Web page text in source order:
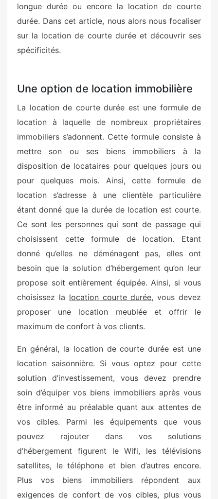
longue durée ou encore la location de courte
durée. Dans cet article, nous alors nous focaliser
sur la location de courte durée et découvrir ses
spécificités.
Une option de location immobilière
La location de courte durée est une formule de
location à laquelle de nombreux propriétaires
immobiliers s’adonnent. Cette formule consiste à
mettre son ou ses biens immobiliers à la
disposition de locataires pour quelques jours ou
pour quelques mois. Ainsi, cette formule de
location s’adresse à une clientèle particulière
étant donné que la durée de location est courte.
Ce sont les personnes qui sont de passage qui
choisissent cette formule de location. Etant
donné qu’elles ne déménagent pas, elles ont
besoin que la solution d’hébergement qu’on leur
propose soit entièrement équipée. Ainsi, si vous
choisissez la location courte durée, vous devez
proposer une location meublée et offrir le
maximum de confort à vos clients.
En général, la location de courte durée est une
location saisonnière. Si vous optez pour cette
solution d’investissement, vous devez prendre
soin d’équiper vos biens immobiliers après vous
être informé au préalable quant aux attentes de
vos cibles. Parmi les équipements que vous
pouvez rajouter dans vos solutions
d’hébergement figurent le Wifi, les télévisions
satellites, le téléphone et bien d’autres encore.
Plus vos biens immobiliers répondent aux
exigences de confort de vos cibles, plus vous